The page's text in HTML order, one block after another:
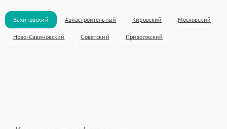
Вахитовский Авиастроительный Кировский Московский
Ново-Савиновский Советский Приволжский